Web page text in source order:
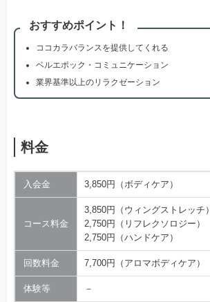
おすすめポイント！
ココカラバランスを提供してくれる
ベルエポック・コミュニケーション
業界基準以上のリラクゼーション
料金
入会金 3,850円（ボディケア）
コース料金
3,850円（ウィングストレッチ）
2,750円（リフレクソロジー）
2,750円（ハンドケア）
回数料金 7,700円（アロマボディケア）
体験等 －